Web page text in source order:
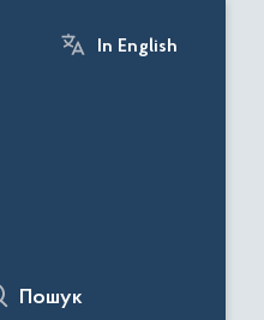
In English
Пошук